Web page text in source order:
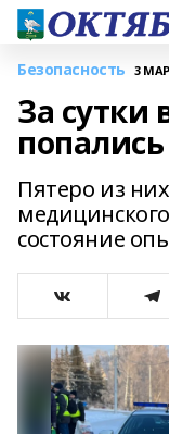
Безопасность 3
За сутки
Пятеро из
состояние